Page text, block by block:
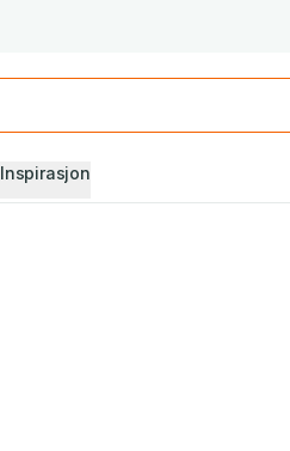
Inspirasjon